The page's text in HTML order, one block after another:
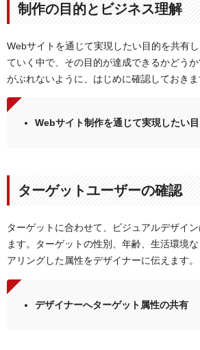
制作の目的とビジネス理解
Webサイトを通じて実現したい目的を共有
ていく中で、その目的が達成できるかどう
がぶれないように、はじめに確認しておきま
Webサイト制作を通じて実現したい
ターゲットユーザーの確認
ターゲットに合わせて、ビジュアルデザイ
ます。ターゲットの性別、年齢、生活環境
アリングした属性をデザイナーに伝えます。
デザイナーへターゲット属性の共有